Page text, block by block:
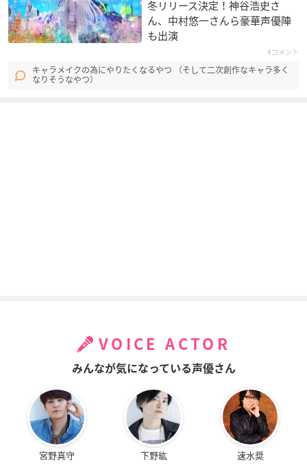
冬リリース決定！神谷浩史さ
ん、中村悠一さんら豪華声優陣
も出演
4コメント
キャラメイクの為にやりたくなるやつ （そして二次創作なキャラ多く
なりそうなやつ）
VOICE ACTOR
みんなが気になっている声優さん
宮野真守 下野紘 速水奨